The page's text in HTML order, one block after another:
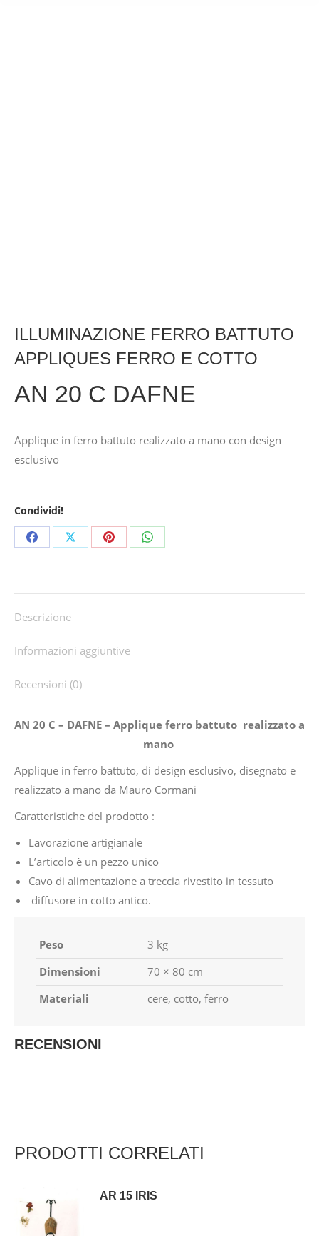
ILLUMINAZIONE FERRO BATTUTO
APPLIQUES FERRO E COTTO
AN 20 C DAFNE
Applique in ferro battuto realizzato a mano con design
esclusivo
Condividi!
Share Share Share Share
Descrizione
Informazioni aggiuntive
Recensioni (0)
AN 20 C – DAFNE – Applique ferro battuto realizzato a
mano
Applique in ferro battuto, di design esclusivo, disegnato e
realizzato a mano da Mauro Cormani
Caratteristiche del prodotto :
Lavorazione artigianale
L’articolo è un pezzo unico
Cavo di alimentazione a treccia rivestito in tessuto
diffusore in cotto antico.
Peso
3 kg
Dimensioni
70 × 80 cm
Materiali
cere, cotto, ferro
RECENSIONI
PRODOTTI CORRELATI
AR 15 IRIS